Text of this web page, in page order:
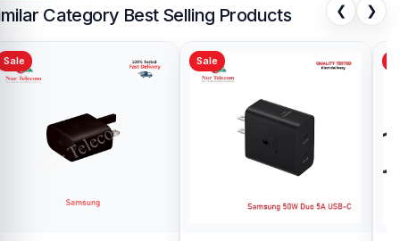
Category Best Selling Products ❮ ❯
Sale Sale